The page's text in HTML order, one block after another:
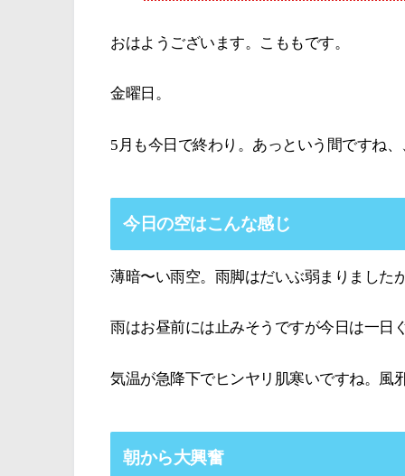
おはようございます。こももです。
金曜日。
5月も今日で終わり。あっという間ですね、
今日の空はこんな感じ
薄暗〜い雨空。雨脚はだいぶ弱まりました
雨はお昼前には止みそうですが今日は一日
気温が急降下でヒンヤリ肌寒いですね。風
朝から大興奮